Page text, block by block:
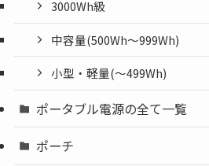
3000Wh級
中容量(500Wh～999Wh)
小型・軽量(〜499Wh)
ポータブル電源の全て一覧
ポーチ